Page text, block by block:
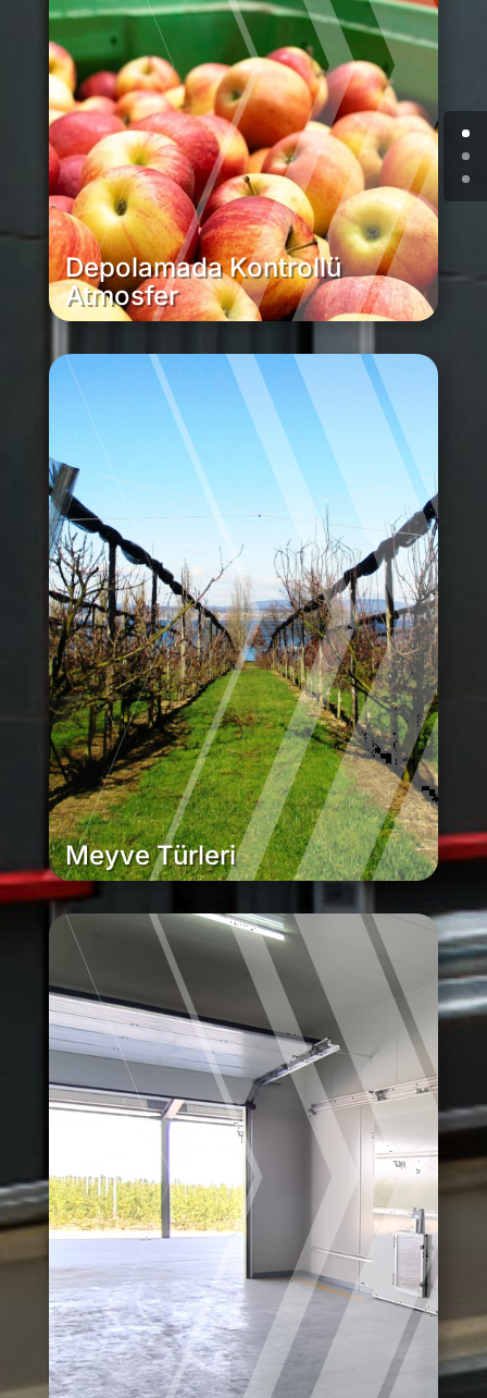
Depolamada Kontrollü
Atmosfer
Meyve Türleri